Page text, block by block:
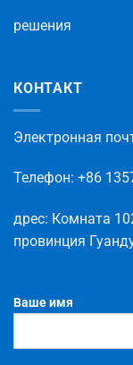
решения
КОНТАКТ
Электронная
Телефон: +86
дрес: Комната
провинция
Ваше имя